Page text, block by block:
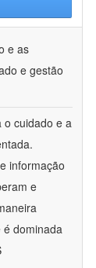
e as
e gestão
o cuidado e a
informação
e
é dominada